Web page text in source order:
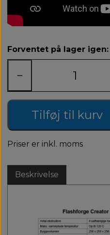
Forventet på lager igen:
−
Tilføj til kurv
Priser er inkl. moms
Beskrivelse